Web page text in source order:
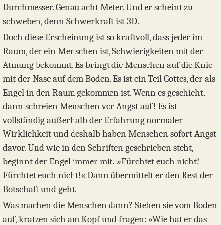
Durchmesser. Genau acht Meter. Und er scheint zu
schweben, denn Schwerkraft ist 3D.
Doch diese Erscheinung ist so kraftvoll, dass jeder im
Raum, der ein Menschen ist, Schwierigkeiten mit der
Atmung bekommt. Es bringt die Menschen auf die Knie
mit der Nase auf dem Boden. Es ist ein Teil Gottes, der als
Engel in den Raum gekommen ist. Wenn es geschieht,
dann schreien Menschen vor Angst auf! Es ist
vollständig außerhalb der Erfahrung normaler
Wirklichkeit und deshalb haben Menschen sofort Angst
davor. Und wie in den Schriften geschrieben steht,
beginnt der Engel immer mit: »Fürchtet euch nicht!
Fürchtet euch nicht!« Dann übermittelt er den Rest der
Botschaft und geht.
Was machen die Menschen dann? Stehen sie vom Boden
auf, kratzen sich am Kopf und fragen: »Wie hat er das